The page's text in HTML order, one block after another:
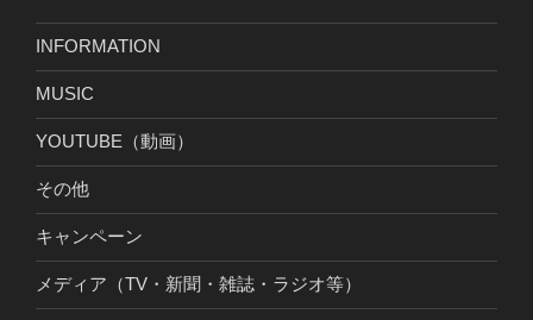
INFORMATION
MUSIC
YOUTUBE（動画）
その他
キャンペーン
メディア（TV・新聞・雑誌・ラジオ等）